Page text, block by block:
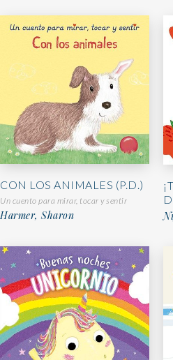
CON LOS ANIMALES (P.D.)
Un cuento para mirar, tocar y sentir
Harmer, Sharon